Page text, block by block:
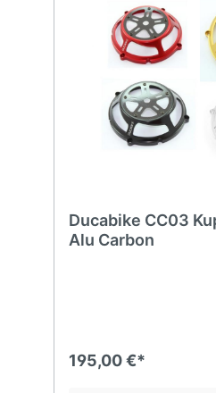
Ducabike CC03
Alu Carbon
195,00 €*